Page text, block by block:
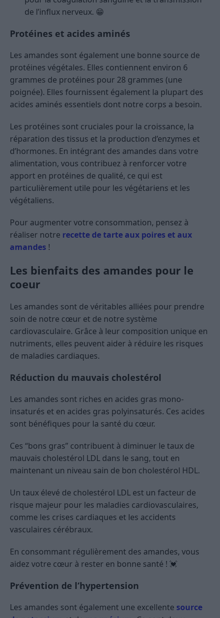
de l’influx nerveux. 😁
Protéines et acides aminés
Les amandes sont également une bonne source de
protéines végétales. Elles contiennent environ 6
grammes de protéines pour 28 grammes (une
poignée). Elles fournissent également la plupart des
acides aminés essentiels dont notre corps a besoin.
Les protéines sont cruciales pour la croissance, la
réparation des tissus et la production d’enzymes et
d’hormones. En intégrant des amandes dans votre
alimentation, vous contribuez à renforcer votre
apport en protéines de qualité, ce qui est
particulièrement utile pour les végétariens et les
végétaliens.
Pour augmenter votre consommation, pensez à
réaliser notre recette de tarte aux poires et aux
amandes !
Les bienfaits des amandes pour le
coeur
Les amandes sont de véritables alliées pour prendre
soin de notre cœur et de notre système
cardiovasculaire. Grâce à leur composition unique en
nutriments, elles peuvent aider à réduire les risques
de maladies cardiaques.
Réduction du mauvais cholestérol
Les amandes sont riches en acides gras mono-
insaturés et en acides gras polyinsaturés. Ces acides
sont bénéfiques pour la santé du cœur.
Ces “bons gras” contribuent à diminuer le taux de
mauvais cholestérol LDL dans le sang, tout en
maintenant un niveau sain de bon cholestérol HDL.
Un taux élevé de cholestérol LDL est un facteur de
risque majeur pour les maladies cardiovasculaires,
comme les crises cardiaques et les accidents
vasculaires cérébraux.
En consommant régulièrement des amandes, vous
aidez votre cœur à rester en bonne santé ! 💓
Prévention de l’hypertension
Les amandes sont également une excellente source